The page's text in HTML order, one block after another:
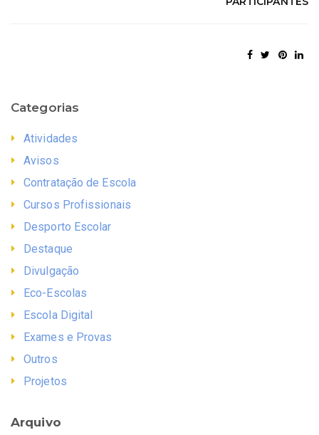
Categorias
Atividades
Avisos
Contratação de Escola
Cursos Profissionais
Desporto Escolar
Destaque
Divulgação
Eco-Escolas
Escola Digital
Exames e Provas
Outros
Projetos
Arquivo